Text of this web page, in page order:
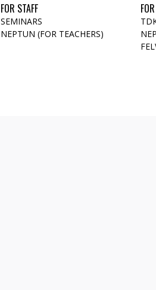
FOR STAFF
SEMINARS
NEPTUN (FOR TEACHERS)